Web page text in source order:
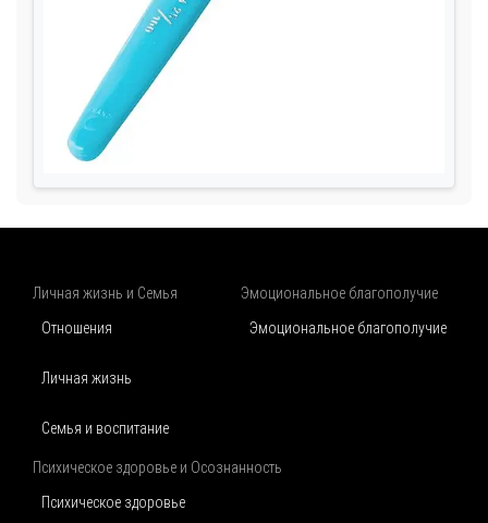
Личная жизнь и Семья
Отношения
Личная жизнь
Семья и воспитание
Эмоциональное благополучие
Эмоциональное благополучие
Психическое здоровье и Осознанность
Психическое здоровье